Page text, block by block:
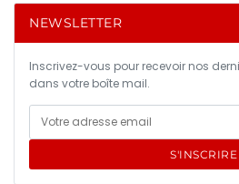
NEWSLETTER
Inscrivez-vous pour recevoir nos
dans votre boîte mail.
S'INSCRIRE